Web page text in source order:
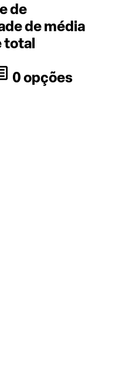
de
de média
total
0 opções